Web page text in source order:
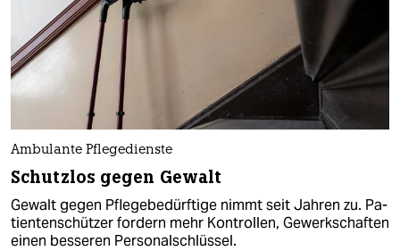
Ambulante Pflegedienste
Schutzlos gegen Gewalt
Gewalt gegen Pflegebedürftige nimmt seit Jahren zu. Pa­
ti­en­ten­schüt­zer fordern mehr Kontrollen, Gewerkschaften
einen besseren Personalschlüssel.